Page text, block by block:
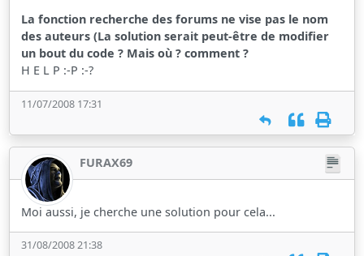
La fonction recherche des forums ne vise pas le nom
des auteurs (La solution serait peut-être de modifier
un bout du code ? Mais où ? comment ?
H E L P :-P :-?
11/07/2008 17:31
FURAX69
Moi aussi, je cherche une solution pour cela...
31/08/2008 21:38